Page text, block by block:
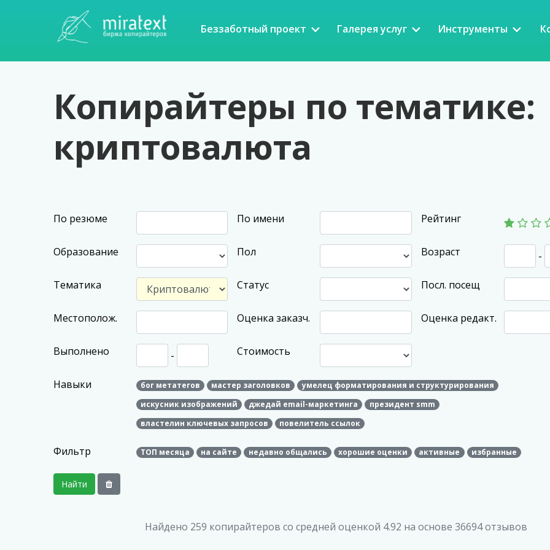
Беззаботный проект Галерея услуг Инструменты
Копирайтеры по тематике:
криптовалюта
По резюме По имени Рейтинг
Образование Пол Возраст -
Тематика Статус Посл. посещ
Местополож. Оценка заказч. Оценка редакт.
Выполнено - Стоимость
Навыки бог метатегов мастер заголовков
умелец форматирования и структурирования
искусник изображений
джедай email-маркетинга
президент smm
властелин ключевых запросов
повелитель ссылок
Фильтр ТОП месяца на сайте недавно общались хорошие оценки активные избранные
Найти
Найдено 259 копирайтеров со средней оценкой 4.92 на основе 36694 отзывов